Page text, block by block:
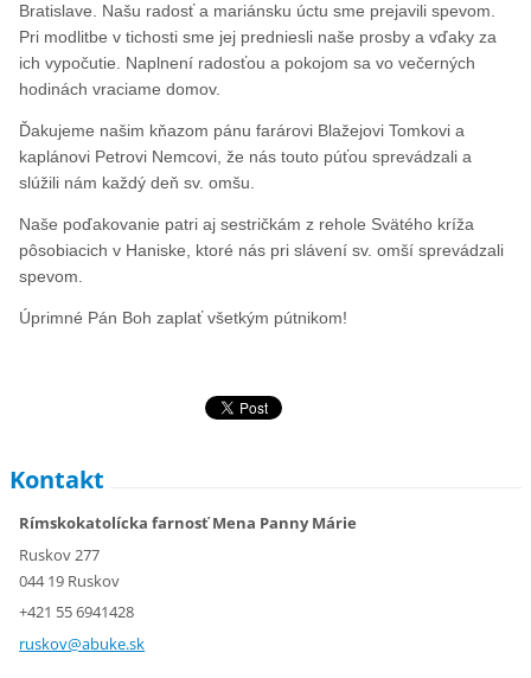
Bratislave. Našu radosť a mariánsku úctu sme prejavili spevom.
Pri modlitbe v tichosti sme jej predniesli naše prosby a vďaky za
ich vypočutie. Naplnení radosťou a pokojom sa vo večerných
hodinách vraciame domov.
Ďakujeme našim kňazom pánu farárovi Blažejovi Tomkovi a
kaplánovi Petrovi Nemcovi, že nás touto púťou sprevádzali a
slúžili nám každý deň sv. omšu.
Naše poďakovanie patri aj sestričkám z rehole Svätého kríža
pôsobiacich v Haniske, ktoré nás pri slávení sv. omší sprevádzali
spevom.
Úprimné Pán Boh zaplať všetkým pútnikom!
Kontakt
Rímskokatolícka farnosť Mena Panny Márie
Ruskov 277
044 19 Ruskov
+421 55 6941428
ruskov@abuke.sk